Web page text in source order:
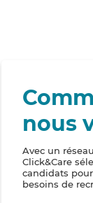
nous
Avec un
Click&Care
candidats
besoins de